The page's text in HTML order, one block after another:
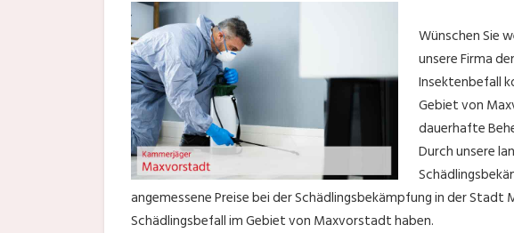
Wünschen Sie
unsere Firma
Insektenbefall
Gebiet von
dauerhafte
Durch unsere
angemessene Preise bei der Schädlingsbekämpfung in der
Schädlingsbefall im Gebiet von Maxvorstadt haben.